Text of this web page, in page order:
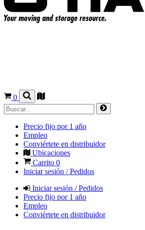
0
Precio fijo por 1 año
Empleo
Conviértete en distribuidor
Ubicaciones
Carrito 0
Iniciar sesión / Pedidos
Iniciar sesión / Pedidos
Precio fijo por 1 año
Empleo
Conviértete en distribuidor